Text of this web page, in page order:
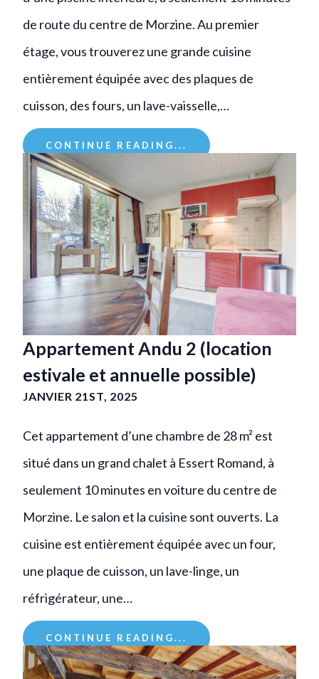
de route du centre de Morzine. Au premier
étage, vous trouverez une grande cuisine
entièrement équipée avec des plaques de
cuisson, des fours, un lave-vaisselle,…
CONTINUE READING...
Appartement Andu 2 (location
estivale et annuelle possible)
JANVIER 21ST, 2025
Cet appartement d’une chambre de 28 m² est
situé dans un grand chalet à Essert Romand, à
seulement 10 minutes en voiture du centre de
Morzine. Le salon et la cuisine sont ouverts. La
cuisine est entièrement équipée avec un four,
une plaque de cuisson, un lave-linge, un
réfrigérateur, une…
CONTINUE READING...